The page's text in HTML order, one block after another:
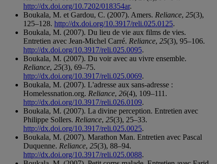
http://dx.doi.org/10.7202/018354ar.
Boukala, M. et Gardou, C. (2007). Amers. Reliance, 25(3),
125–128. http://dx.doi.org/10.3917/reli.025.0125.
Boukala, M. (2007). Du lieu de vie aux films de vies.
Entretien avec Jean-Michel Carré. Reliance, 25(3), 95–106.
http://dx.doi.org/10.3917/reli.025.0095.
Boukala, M. (2007). Du voir avec au vivre ensemble.
Reliance, 25(3), 69–75.
http://dx.doi.org/10.3917/reli.025.0069.
Boukala, M. (2007). L'adresse aux sans-adresse :
Homelessnation.org. Reliance, 26(4), 109–111.
http://dx.doi.org/10.3917/reli.026.0109.
Boukala, M. (2007). La divine perception. Entretien avec
Philippe Sollers. Reliance, 25(3), 25–33.
http://dx.doi.org/10.3917/reli.025.0025.
Boukala, M. (2007). Marathon Man. Entretien avec Pascal
Duquenne. Reliance, 25(3), 88–94.
http://dx.doi.org/10.3917/reli.025.0088.